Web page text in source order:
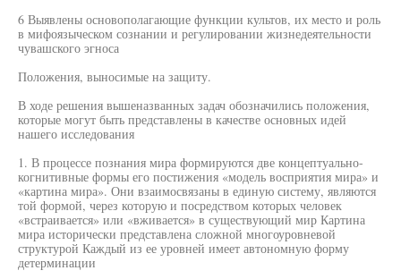
6 Выявлены основополагающие функции культов, их место и роль
в мифоязыческом сознании и регулировании жизнедеятельности
чувашского эгноса
Положения, выносимые на защиту.
В ходе решения вышеназванных задач обозначились положения,
которые могут быть представлены в качестве основных идей
нашего исследования
1. В процессе познания мира формируются две концептуально-
когнитивные формы его постижения «модель восприятия мира» и
«картина мира». Они взаимосвязаны в единую систему, являются
той формой, через которую и посредством которых человек
«встраивается» или «вживается» в существующий мир Картина
мира исторически представлена сложной многоуровневой
структурой Каждый из ее уровней имеет автономную форму
детерминации